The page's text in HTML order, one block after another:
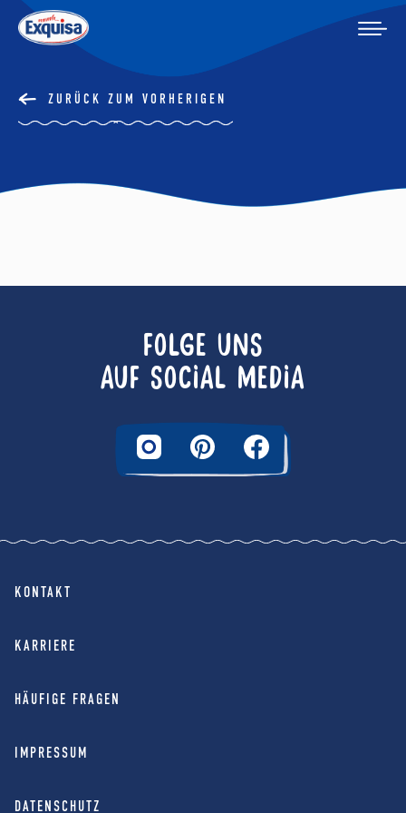
ZURÜCK ZUM VORHERIGEN
FOLGE UNS
AUF SOCIAL MEDIA
KONTAKT
KARRIERE
HÄUFIGE FRAGEN
IMPRESSUM
DATENSCHUTZ